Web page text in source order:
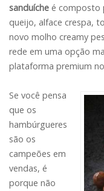
sanduíche é composto
queijo, alface crespa,
novo molho creamy
rede em uma opção
plataforma premium
Se você pensa
que os
hambúrgueres
são os
campeões em
vendas, é
porque não